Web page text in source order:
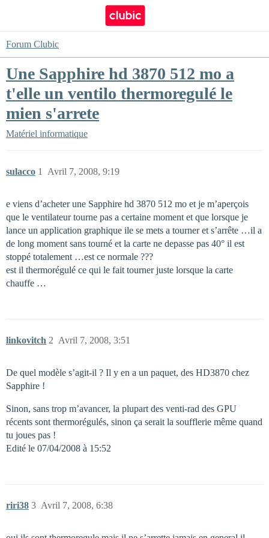
Forum Clubic
Une Sapphire hd 3870 512 mo a
t'elle un ventilo thermoregulé le
mien s'arrete
Matériel informatique
sulacco Avril 7, 2008, 9:19
1
e viens d’acheter une Sapphire hd 3870 512 mo et je m’aperçois
que le ventilateur tourne pas a certaine moment et que lorsque je
lance un application graphique ile se mets a tourner et s’arrête …il a
de long moment sans tourné et la carte ne depasse pas 40° il est
stoppé totalement …est ce normale ???
est il thermorégulé ce qui le fait tourner juste lorsque la carte
chauffe …
linkovitch Avril 7, 2008, 3:51
2
De quel modèle s’agit-il ? Il y en a un paquet, des HD3870 chez
Sapphire !
Sinon, sans trop m’avancer, la plupart des venti-rad des GPU
récents sont thermorégulés, sinon ça serait la soufflerie même quand
tu joues pas !
Edité le 07/04/2008 à 15:52
riri38 Avril 7, 2008, 6:38
3